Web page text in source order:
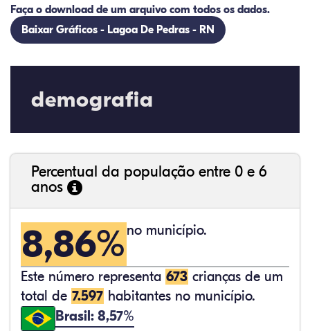
Faça o download de um arquivo com todos os dados.
Baixar Gráficos - Lagoa De Pedras - RN
demografia
Percentual da população entre 0 e 6
anos
8,86% no município.
Este número representa 673 crianças de um
total de 7.597 habitantes no município.
Brasil: 8,57%